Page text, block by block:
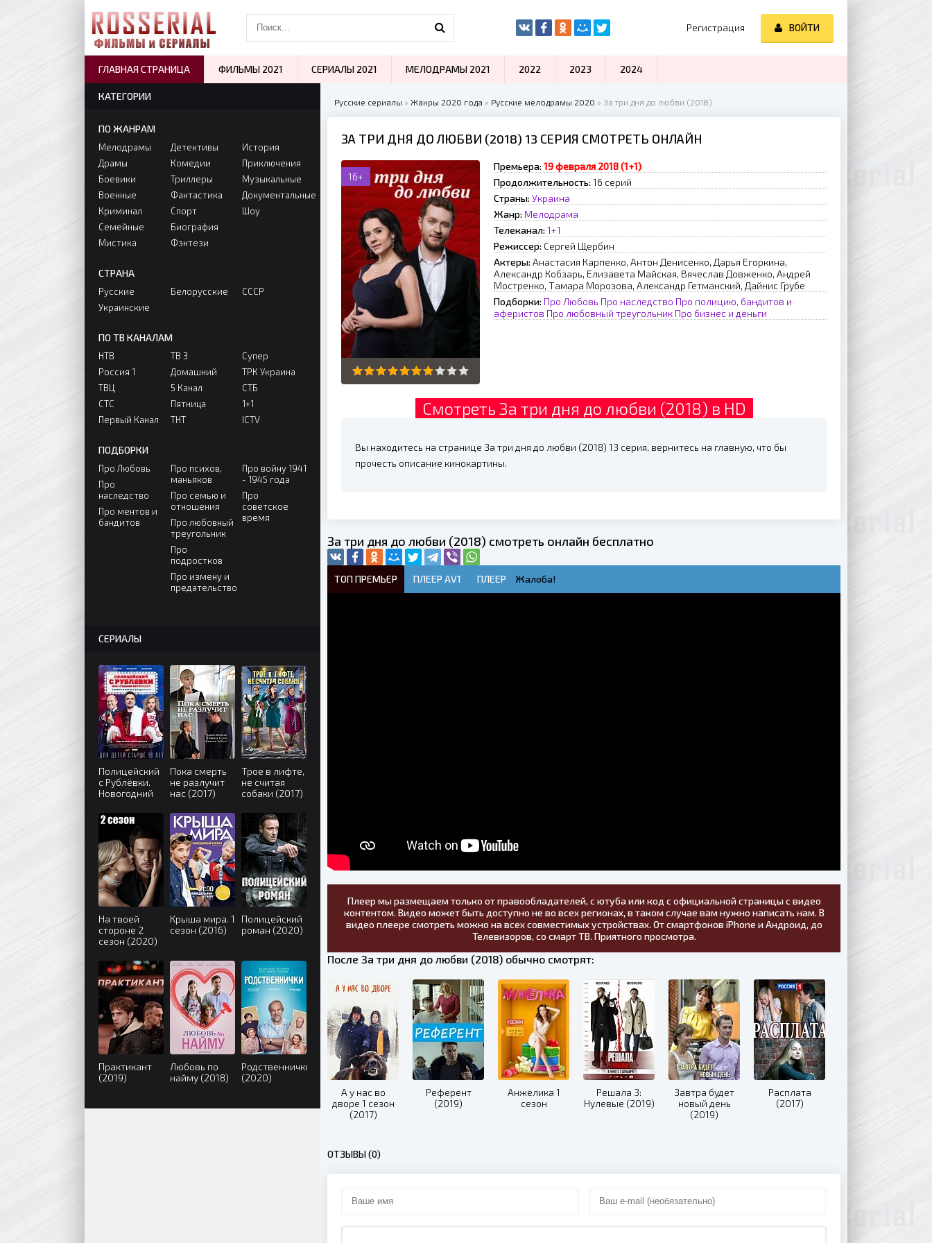
Русские сериалы » Жанры 2020 года » Русские мелодрамы 2020 » За три дня до любви (2018)
ЗА ТРИ ДНЯ ДО ЛЮБВИ (2018) 13 СЕРИЯ СМОТРЕТЬ ОНЛАЙН
16+
Премьера: 19 февраля 2018 (1+1)
Продолжительность: 16 серий
Страны: Украина
Жанр: Мелодрама
Телеканал: 1+1
Режиссер: Сергей Щербин
Актеры: Анастасия Карпенко, Антон Денисенко, Дарья Егоркина,
Александр Кобзарь, Елизавета Майская, Вячеслав Довженко, Андрей
Мостренко, Тамара Морозова, Александр Гетманский, Дайнис Грубе
Подборки: Про Любовь Про наследство Про полицию, бандитов и
аферистов Про любовный треугольник Про бизнес и деньги
Смотреть За три дня до любви (2018) в HD
Вы находитесь на странице За три дня до любви (2018) 13 серия, вернитесь на главную, что бы
прочесть описание кинокартины.
За три дня до любви (2018) смотреть онлайн бесплатно
ТОП ПРЕМЬЕР ПЛЕЕР AV1 ПЛЕЕР Жалоба!
Плеер мы размещаем только от правообладателей, с ютуба или код с официальной страницы с видео
контентом. Видео может быть доступно не во всех регионах, в таком случае вам нужно написать нам. В
видео плеере смотреть можно на всех совместимых устройствах. От смартфонов iPhone и Андроид, до
Телевизоров, со смарт ТВ. Приятного просмотра.
После За три дня до любви (2018) обычно смотрят:
А у нас во
дворе 1 сезон
(2017)
Референт
(2019)
Анжелика 1
сезон
Решала 3:
Нулевые (2019)
Завтра будет
новый день
(2019)
Расплата
(2017)
ОТЗЫВЫ (0)
КАТЕГОРИИ
ПО ЖАНРАМ
Мелодрамы
Драмы
Боевики
Военные
Криминал
Семейные
Мистика
Детективы
Комедии
Триллеры
Фантастика
Спорт
Биография
Фэнтези
История
Приключения
Музыкальные
Документальные
Шоу
СТРАНА
Русские
Украинские
Белорусские СССР
ПО ТВ КАНАЛАМ
НТВ
Россия 1
ТВЦ
СТС
Первый Канал
ТВ 3
Домашний
5 Канал
Пятница
ТНТ
Супер
ТРК Украина
СТБ
1+1
ICTV
ПОДБОРКИ
Про Любовь
Про
наследство
Про ментов и
бандитов
Про психов,
маньяков
Про семью и
отношения
Про любовный
треугольник
Про
подростков
Про измену и
предательство
Про войну 1941
- 1945 года
Про
советское
время
СЕРИАЛЫ
Полицейский
с Рублёвки.
Новогодний
(2018)
Пока смерть
не разлучит
нас (2017)
Трое в лифте,
не считая
собаки (2017)
На твоей
стороне 2
сезон (2020)
Крыша мира. 1
сезон (2016)
Полицейский
роман (2020)
Практикант
(2019)
Любовь по
найму (2018)
Родственнички
(2020)
Регистрация ВОЙТИ
ГЛАВНАЯ СТРАНИЦА ФИЛЬМЫ 2021 СЕРИАЛЫ 2021 МЕЛОДРАМЫ 2021 2022 2023 2024